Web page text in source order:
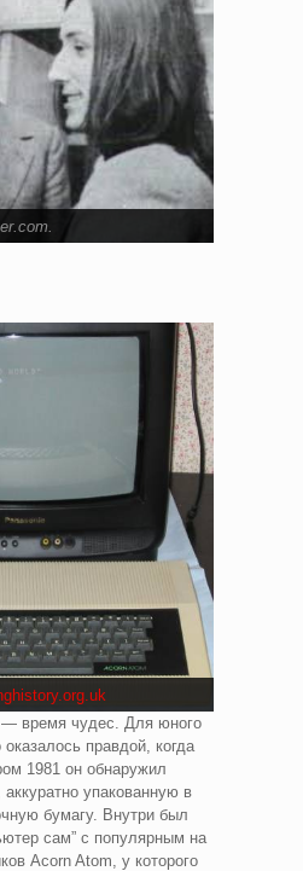
— время чудес. Для юного
правдой, когда
1981 он обнаружил
упакованную в
бумагу. Внутри был
сам” с популярным на
Acorn Atom, у которого